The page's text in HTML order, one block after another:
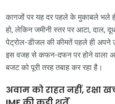
कागजों पर यह दर पहले के मुकाबले भले
हो, लेकिन जमीनी स्तर पर आटा, दाल,
पेट्रोल-डीजल की कीमतें पहले ही अपने
इस वजह से कफन-दफन पर होने वाला
बजट को पूरी तरह तबाह कर रहा है।
अवाम को राहत नहीं, रक्षा